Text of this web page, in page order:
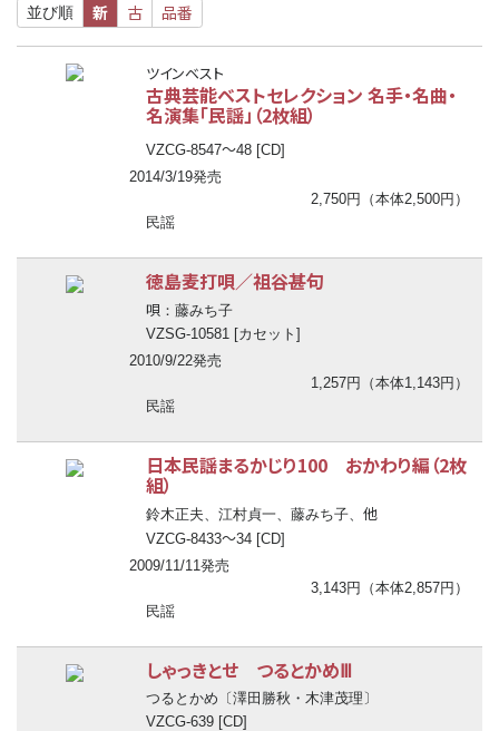
並び順 新 古 品番
ツインベスト
古典芸能ベストセレクション 名手・名曲・
名演集「民謡」（2枚組）
VZCG-8547〜48 [CD]
2014/3/19発売
2,750円（本体2,500円）
民謡
徳島麦打唄／祖谷甚句
唄 ：藤みち子
VZSG-10581 [カセット]
2010/9/22発売
1,257円（本体1,143円）
民謡
日本民謡まるかじり100 おかわり編（2枚
組）
鈴木正夫、江村貞一、藤みち子、 他
VZCG-8433〜34 [CD]
2009/11/11発売
3,143円（本体2,857円）
民謡
しゃっきとせ つるとかめⅢ
つるとかめ〔澤田勝秋・木津茂理〕
VZCG-639 [CD]